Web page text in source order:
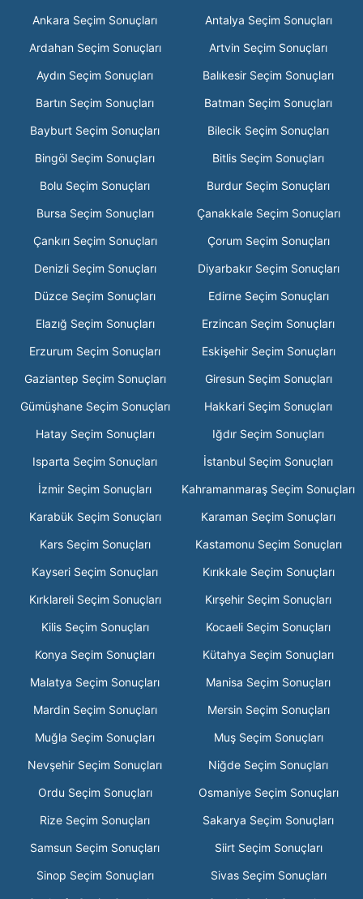
Ankara Seçim Sonuçları
Antalya Seçim Sonuçları
Ardahan Seçim Sonuçları
Artvin Seçim Sonuçları
Aydın Seçim Sonuçları
Balıkesir Seçim Sonuçları
Bartın Seçim Sonuçları
Batman Seçim Sonuçları
Bayburt Seçim Sonuçları
Bilecik Seçim Sonuçları
Bingöl Seçim Sonuçları
Bitlis Seçim Sonuçları
Bolu Seçim Sonuçları
Burdur Seçim Sonuçları
Bursa Seçim Sonuçları
Çanakkale Seçim Sonuçları
Çankırı Seçim Sonuçları
Çorum Seçim Sonuçları
Denizli Seçim Sonuçları
Diyarbakır Seçim Sonuçları
Düzce Seçim Sonuçları
Edirne Seçim Sonuçları
Elazığ Seçim Sonuçları
Erzincan Seçim Sonuçları
Erzurum Seçim Sonuçları
Eskişehir Seçim Sonuçları
Gaziantep Seçim Sonuçları
Giresun Seçim Sonuçları
Gümüşhane Seçim Sonuçları
Hakkari Seçim Sonuçları
Hatay Seçim Sonuçları
Iğdır Seçim Sonuçları
Isparta Seçim Sonuçları
İstanbul Seçim Sonuçları
İzmir Seçim Sonuçları
Kahramanmaraş Seçim Sonuçları
Karabük Seçim Sonuçları
Karaman Seçim Sonuçları
Kars Seçim Sonuçları
Kastamonu Seçim Sonuçları
Kayseri Seçim Sonuçları
Kırıkkale Seçim Sonuçları
Kırklareli Seçim Sonuçları
Kırşehir Seçim Sonuçları
Kilis Seçim Sonuçları
Kocaeli Seçim Sonuçları
Konya Seçim Sonuçları
Kütahya Seçim Sonuçları
Malatya Seçim Sonuçları
Manisa Seçim Sonuçları
Mardin Seçim Sonuçları
Mersin Seçim Sonuçları
Muğla Seçim Sonuçları
Muş Seçim Sonuçları
Nevşehir Seçim Sonuçları
Niğde Seçim Sonuçları
Ordu Seçim Sonuçları
Osmaniye Seçim Sonuçları
Rize Seçim Sonuçları
Sakarya Seçim Sonuçları
Samsun Seçim Sonuçları
Siirt Seçim Sonuçları
Sinop Seçim Sonuçları
Sivas Seçim Sonuçları